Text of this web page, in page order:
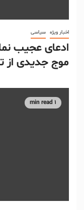
اخبار ویژه سیاسی
ادعای عجیب
موج جدیدی از
1 min read